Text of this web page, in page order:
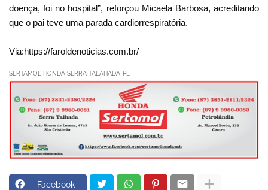
doença, foi no hospital”, reforçou Micaela Barbosa, acreditando
que o pai teve uma parada cardiorrespiratória.
Via:https://faroldenoticias.com.br/
SERTAMOL HONDA SERRA TALAHADA-PE
Facebook